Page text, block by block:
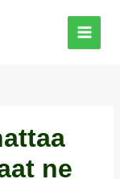
ne